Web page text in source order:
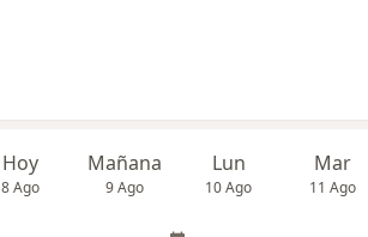
Hoy
8 Ago
Mañana
9 Ago
Lun
10 Ago
Mar
11 Ago